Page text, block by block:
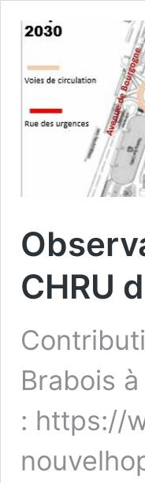
CHRU
Brabois
: https://